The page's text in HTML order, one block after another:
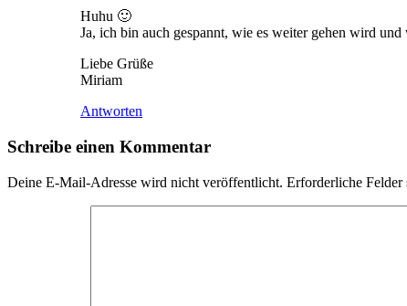
Huhu 🙂
Ja, ich bin auch gespannt, wie es weiter gehen wird
Liebe Grüße
Miriam
Antworten
Schreibe einen Kommentar
Deine E-Mail-Adresse wird nicht veröffentlicht. Erforderliche Felder